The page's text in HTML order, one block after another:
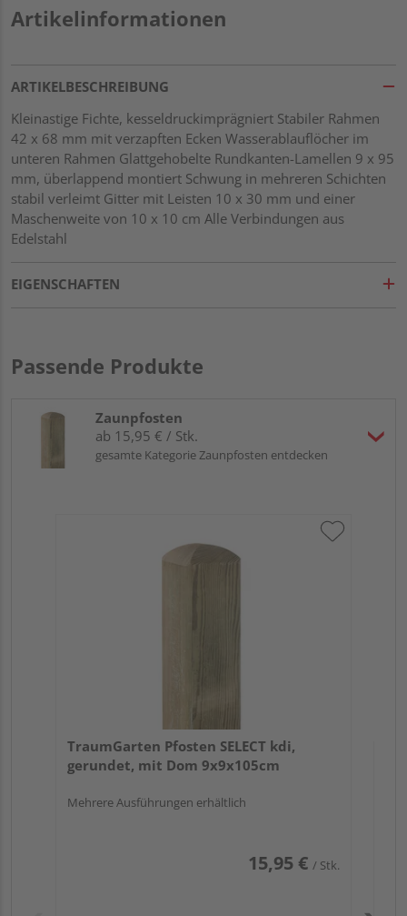
Artikelinformationen
ARTIKELBESCHREIBUNG
Kleinastige Fichte, kesseldruckimprägniert Stabiler Rahmen
42 x 68 mm mit verzapften Ecken Wasserablauflöcher im
unteren Rahmen Glattgehobelte Rundkanten-Lamellen 9 x 95
mm, überlappend montiert Schwung in mehreren Schichten
stabil verleimt Gitter mit Leisten 10 x 30 mm und einer
Maschenweite von 10 x 10 cm Alle Verbindungen aus
Edelstahl
EIGENSCHAFTEN
Passende Produkte
Zaunpfosten
ab 15,95 € / Stk.
gesamte Kategorie Zaunpfosten entdecken
TraumGarten Pfosten SELECT kdi,
gerundet, mit Dom 9x9x105cm
Mehrere Ausführungen erhältlich
15,95 € / Stk.